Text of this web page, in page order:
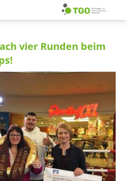
vier Runden beim